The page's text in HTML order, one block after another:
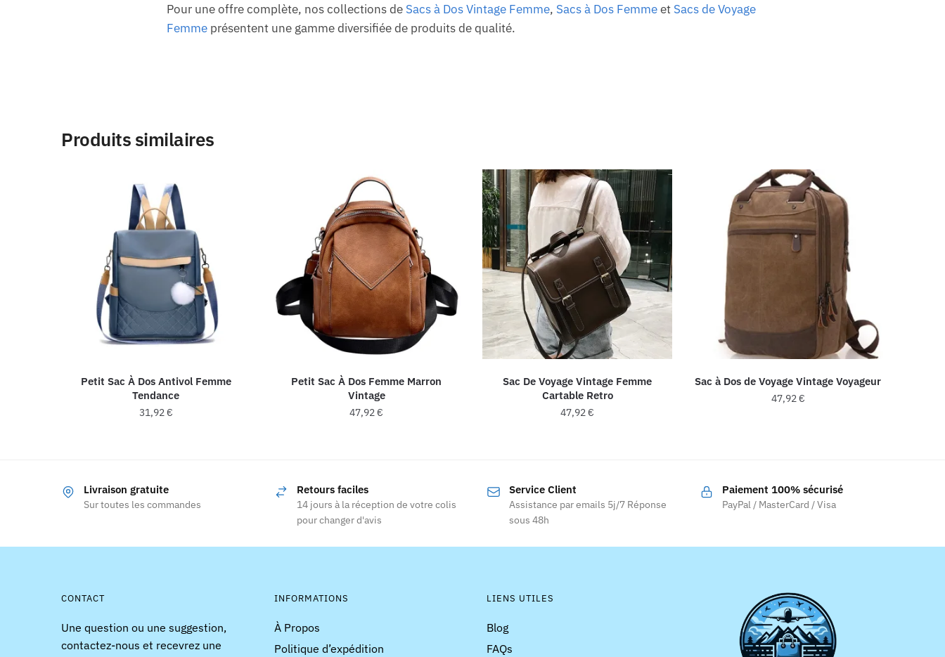
Pour une offre complète, nos collections de Sacs à Dos Vintage Femme, Sacs à Dos Femmeet Sacs de Voyage
Femmeprésentent une gamme diversifiée de produits de qualité.
Produits similaires
Petit Sac À Dos Antivol Femme
Tendance
31,92€
plusieurs
variations.
options
la
page
Petit Sac À Dos Femme Marron
Vintage
47,92€
Sac De Voyage Vintage Femme
Cartable Retro
47,92€
variations.
options
Sac à Dos de Voyage Vintage Voyageur
47,92€
variations.
peuvent
sur
la
page
du
Livraison gratuite
Sur toutes les commandes
Retours faciles
14 jours à la réception de votre colis
pour changer d'avis
Service Client
Assistance par emails 5j/7 Réponse
sous 48h
Paiement 100% sécurisé
PayPal / MasterCard / Visa
CONTACT
Une question ou une suggestion,
contactez-nous et recevrez une
INFORMATIONS
À Propos
Politique d’expédition
LIENS UTILES
Blog
FAQs